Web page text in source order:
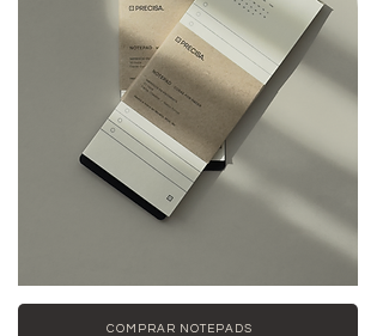
COMPRAR NOTEPADS